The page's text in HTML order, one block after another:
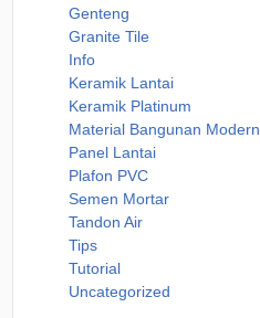
Genteng
Granite Tile
Info
Keramik Lantai
Keramik Platinum
Material Bangunan Modern
Panel Lantai
Plafon PVC
Semen Mortar
Tandon Air
Tips
Tutorial
Uncategorized